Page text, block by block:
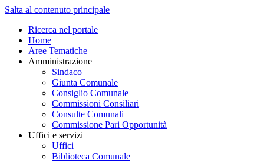
Salta al contenuto principale
Ricerca nel portale
Home
Aree Tematiche
Amministrazione
Sindaco
Giunta Comunale
Consiglio Comunale
Commissioni Consiliari
Consulte Comunali
Commissione Pari Opportunità
Uffici e servizi
Uffici
Biblioteca Comunale